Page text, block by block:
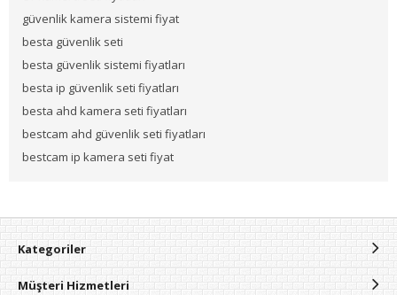
güvenlik kamera sistemi fiyat
besta güvenlik seti
besta güvenlik sistemi fiyatları
besta ip güvenlik seti fiyatları
besta ahd kamera seti fiyatları
bestcam ahd güvenlik seti fiyatları
bestcam ip kamera seti fiyat
Kategoriler
Müşteri Hizmetleri